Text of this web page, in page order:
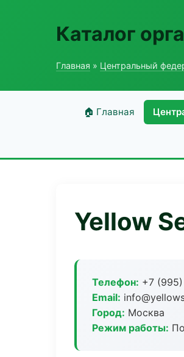
Каталог
Главная » Центральный
🏠 Главная
Yellow
Телефон: +7
Email:
Город: Москва
Режим работы: